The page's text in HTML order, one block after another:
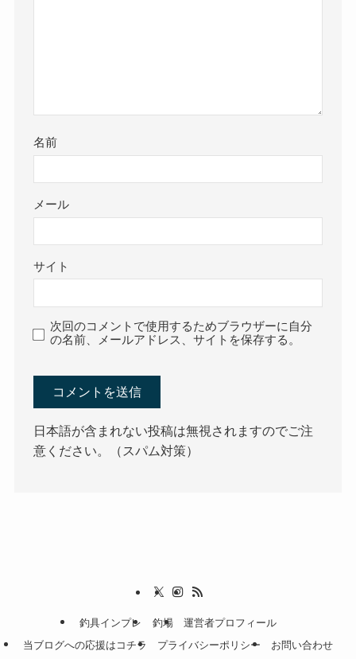
名前
メール
サイト
次回のコメントで使用するためブラウザーに自分
の名前、メールアドレス、サイトを保存する。
日本語が含まれない投稿は無視されますのでご注
意ください。（スパム対策）
釣具インプレ 釣場
運営者プロフィール
当ブログへの応援はコチラ
プライバシーポリシー お問い合わせ